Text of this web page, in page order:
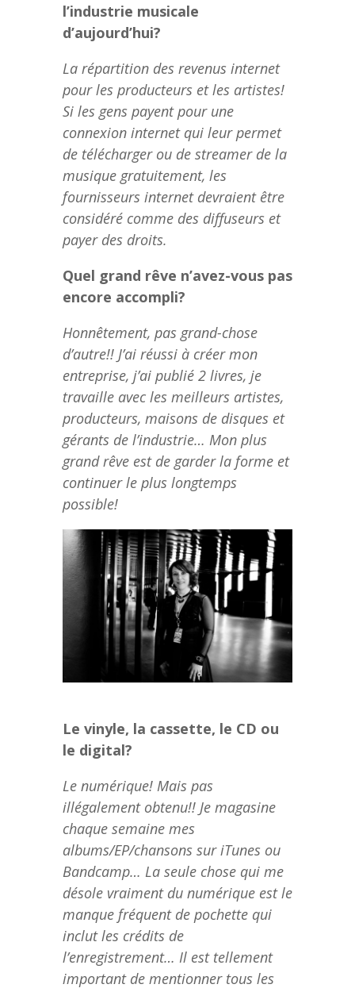
l’industrie musicale
d’aujourd’hui?
La répartition des revenus internet
pour les producteurs et les artistes!
Si les gens payent pour une
connexion internet qui leur permet
de télécharger ou de streamer de la
musique gratuitement, les
fournisseurs internet devraient être
considéré comme des diffuseurs et
payer des droits.
Quel grand rêve n’avez-vous pas
encore accompli?
Honnêtement, pas grand-chose
d’autre!! J’ai réussi à créer mon
entreprise, j’ai publié 2 livres, je
travaille avec les meilleurs artistes,
producteurs, maisons de disques et
gérants de l’industrie… Mon plus
grand rêve est de garder la forme et
continuer le plus longtemps
possible!
Le vinyle, la cassette, le CD ou
le digital?
Le numérique! Mais pas
illégalement obtenu!! Je magasine
chaque semaine mes
albums/EP/chansons sur iTunes ou
Bandcamp… La seule chose qui me
désole vraiment du numérique est le
manque fréquent de pochette qui
inclut les crédits de
l’enregistrement… Il est tellement
important de mentionner tous les